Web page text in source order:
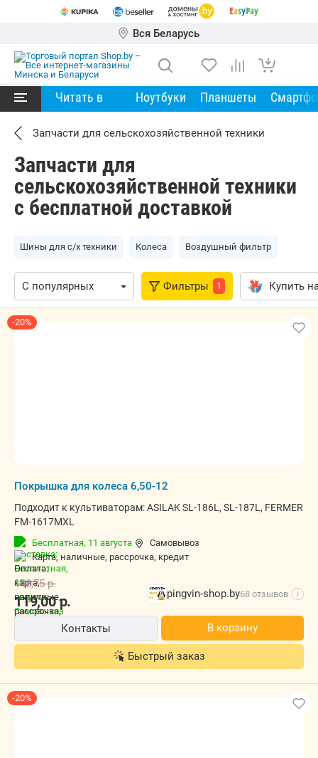
Вся Беларусь
Читать в Ноутбуки Планшеты
Запчасти для сельскохозяйственной техники
Запчасти для
сельскохозяйственной техники
с бесплатной доставкой
Шины для с/х техники Колеса Воздушный фильтр
Фильтры 1 Купить
-20%
Покрышка для колеса 6,50-12
Подходит к культиваторам: ASILAK SL-186L, SL-187L, FERMER
FM-1617MXL
Бесплатная, 11 августа
Самовывоз
карта, наличные, рассрочка, кредит
119,00р.
148,75р.
pingvin-shop.by68 отзывов i
Контакты В корзину
Быстрый заказ
-20%